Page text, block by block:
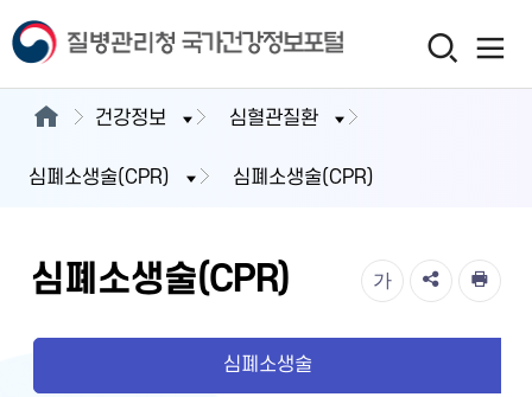
건강정보 심혈관질환
심폐소생술(CPR) 심폐소생술(CPR)
심폐소생술(CPR) 가
심폐소생술